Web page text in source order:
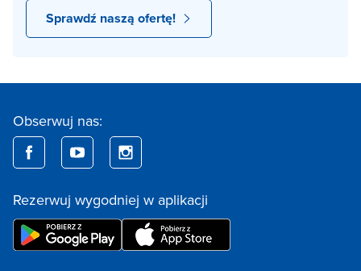
Sprawdź naszą ofertę!
Obserwuj nas:
Rezerwuj wygodniej w aplikacji